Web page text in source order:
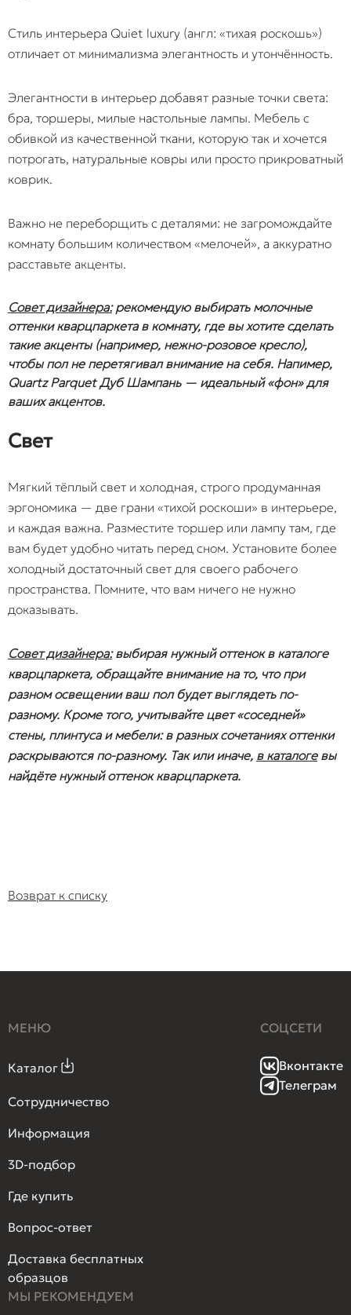
Стиль интерьера Quiet luxury (англ: «тихая роскошь»)
отличает от минимализма элегантность и утончённость.
Элегантности в интерьер добавят разные точки света:
бра, торшеры, милые настольные лампы. Мебель с
обивкой из качественной ткани, которую так и хочется
потрогать, натуральные ковры или просто прикроватный
коврик.
Важно не переборщить с деталями: не загромождайте
комнату большим количеством «мелочей», а аккуратно
расставьте акценты.
Совет дизайнера:рекомендую выбирать молочные
оттенки кварцпаркета в комнату, где вы хотите сделать
такие акценты (например, нежно-розовое кресло),
чтобы пол не перетягивал внимание на себя. Напимер,
Quartz Parquet Дуб Шампань— идеальный «фон» для
ваших акцентов.
Свет
Мягкий тёплый свет и холодная, строго продуманная
эргономика — две грани «тихой роскоши» в интерьере,
и каждая важна. Разместите торшер или лампу там, где
вам будет удобно читать перед сном. Установите более
холодный достаточный свет для своего рабочего
пространства. Помните, что вам ничего не нужно
доказывать.
Совет дизайнера:выбирая нужный оттенок в каталоге
кварцпаркета, обращайте внимание на то, что при
разном освещении ваш пол будет выглядеть по-
разному. Кроме того, учитывайте цвет «соседней»
стены, плинтуса и мебели: в разных сочетаниях оттенки
раскрываются по-разному. Так или иначе, в каталогевы
найдёте нужный оттенок кварцпаркета.
Возврат к списку
МЕНЮ
Каталог
Сотрудничество
Информация
3D-подбор
Где купить
Вопрос-ответ
Доставка бесплатных
образцов
СОЦСЕТИ
Вконтакте
Телеграм
МЫ РЕКОМЕНДУЕМ